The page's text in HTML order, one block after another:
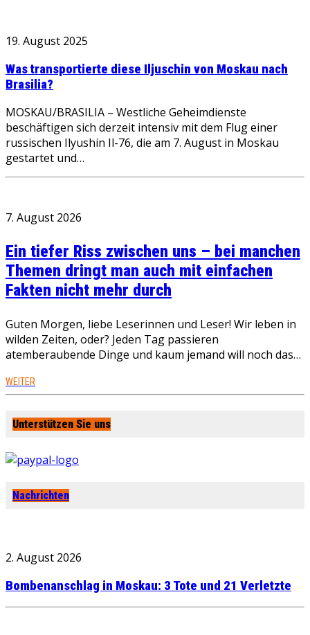
19. August 2025
Was transportierte diese Iljuschin von Moskau nach
Brasilia?
MOSKAU/BRASILIA – Westliche Geheimdienste
beschäftigen sich derzeit intensiv mit dem Flug einer
russischen Ilyushin Il-76, die am 7. August in Moskau
gestartet und…
7. August 2026
Ein tiefer Riss zwischen uns – bei manchen
Themen dringt man auch mit einfachen
Fakten nicht mehr durch
Guten Morgen, liebe Leserinnen und Leser! Wir leben in
wilden Zeiten, oder? Jeden Tag passieren
atemberaubende Dinge und kaum jemand will noch das…
WEITER
Unterstützen Sie uns
Nachrichten
2. August 2026
Bombenanschlag in Moskau: 3 Tote und 21 Verletzte